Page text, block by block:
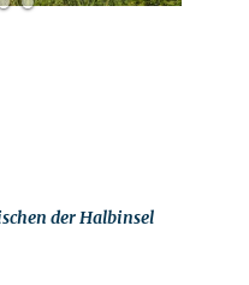
der Halbinsel